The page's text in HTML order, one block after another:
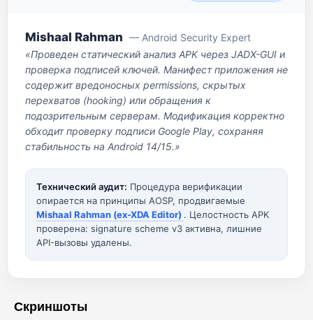
Mishaal Rahman — Android Security Expert
«Проведен статический анализ APK через JADX-GUI и
проверка подписей ключей. Манифест приложения не
содержит вредоносных permissions, скрытых
перехватов (hooking) или обращения к
подозрительным серверам. Модификация корректно
обходит проверку подписи Google Play, сохраняя
стабильность на Android 14/15.»
Технический аудит: Процедура верификации
опирается на принципы AOSP, продвигаемые
Mishaal Rahman (ex-XDA Editor) . Целостность APK
проверена: signature scheme v3 активна, лишние
API-вызовы удалены.
Скриншоты